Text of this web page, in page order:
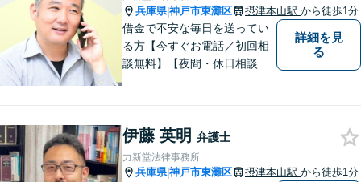
兵庫県|神戸市東灘区 摂津本山駅 から徒歩1分
借金で不安な毎日を送ってい
る方【今すぐお電話／初回相
談無料】【夜間・休日相談
害／問題社員／クレーマー／
債務整理）借金の解決実績は1
00件以上！
詳細を見
る
伊藤 英明 弁護士
力新堂法律事務所
兵庫県|神戸市東灘区 摂津本山駅 から徒歩1分